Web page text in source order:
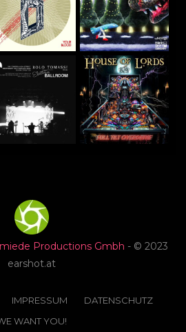
Productions Gmbh - © 2023
earshot.at
IMPRESSUM
DATENSCHUTZ
WANT YOU!